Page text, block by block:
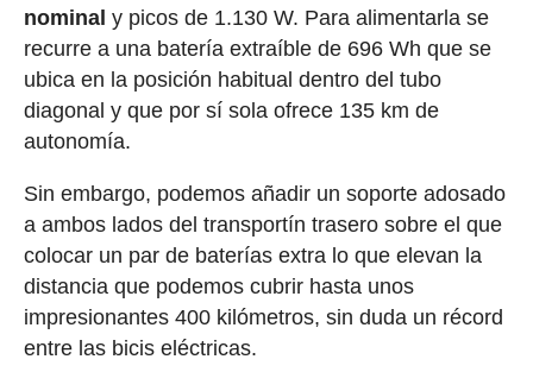
nominal y picos de 1.130 W. Para alimentarla se
recurre a una batería extraíble de 696 Wh que se
ubica en la posición habitual dentro del tubo
diagonal y que por sí sola ofrece 135 km de
autonomía.
Sin embargo, podemos añadir un soporte adosado
a ambos lados del transportín trasero sobre el que
colocar un par de baterías extra lo que elevan la
distancia que podemos cubrir hasta unos
impresionantes 400 kilómetros, sin duda un récord
entre las bicis eléctricas.